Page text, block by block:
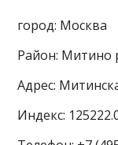
город: Москва
Район: Митино
Адрес:
Индекс: